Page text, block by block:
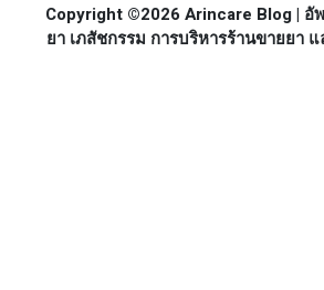
Copyright ©2026 Arincare Blog | อัพ
ยา เภสัชกรรม การบริหารร้านขายยา